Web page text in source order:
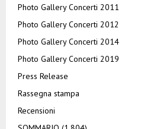
Photo Gallery Concerti 2011
Photo Gallery Concerti 2012
Photo Gallery Concerti 2014
Photo Gallery Concerti 2019
Press Release
Rassegna stampa
Recensioni